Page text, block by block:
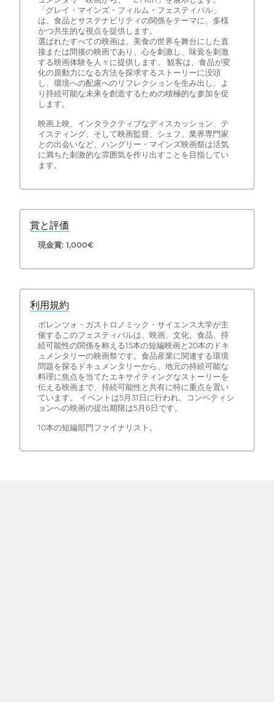
「グレイ・マインズ・フィルム・フェスティバル」
は、食品とサステナビリティの関係をテーマに、多様
かつ共生的な視点を提供します。
選ばれたすべての映画は、美食の世界を舞台にした直
接または間接の映画であり、心を刺激し、味覚を刺激
する映画体験を人々に提供します。 観客は、食品が変
化の原動力になる方法を探求するストーリーに没頭
し、環境への配慮へのリフレクションを生み出し、よ
り持続可能な未来を創造するための積極的な参加を促
します。
映画上映、インタラクティブなディスカッション、テ
イスティング、そして映画監督、シェフ、業界専門家
との出会いなど、ハングリー・マインズ映画祭は活気
に満ちた刺激的な雰囲気を作り出すことを目指してい
ます。
賞と評価
現金賞: 1,000€
利用規約
ポレンツォ・ガストロノミック・サイエンス大学が主
催するこのフェスティバルは、映画、文化、食品、持
続可能性の関係を称える15本の短編映画と20本のドキ
ュメンタリーの映画祭です。食品産業に関連する環境
問題を探るドキュメンタリーから、地元の持続可能な
料理に焦点を当てたエキサイティングなストーリーを
伝える映画まで、持続可能性と共有に特に重点を置い
ています。 イベントは5月31日に行われ、コンペティシ
ョンへの映画の提出期限は5月6日です。
10本の短編部門ファイナリスト。